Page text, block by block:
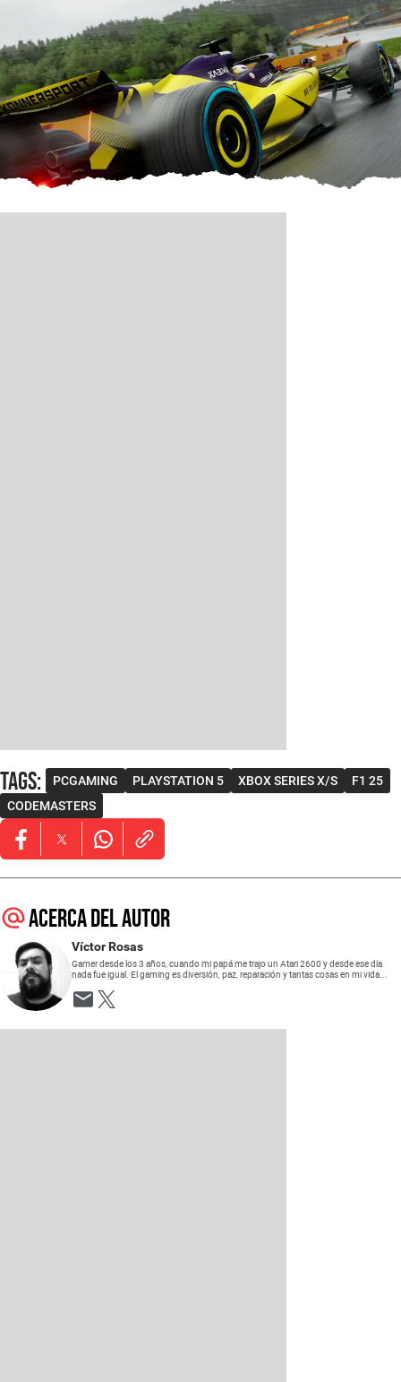
Tags: PCGAMING PLAYSTATION 5 XBOX SERIES X/S
F1 25
CODEMASTERS
Opens in new window
Opens in new window
Opens in new window
Acerca del autor
Víctor Rosas
Gamer desde los 3 años, cuando mi papá me trajo un Atari 2600 y desde ese día
nada fue igual. El gaming es diversión, paz, reparación y tantas cosas en mi vida...
Opens in new window